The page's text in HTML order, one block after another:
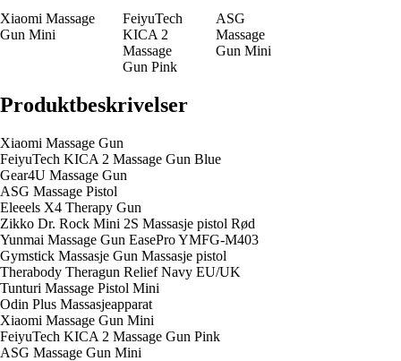
Xiaomi Massage
Gun Mini
FeiyuTech
KICA 2
Massage
Gun Pink
ASG
Massage
Gun Mini
Produktbeskrivelser
Xiaomi Massage Gun
FeiyuTech KICA 2 Massage Gun Blue
Gear4U Massage Gun
ASG Massage Pistol
Eleeels X4 Therapy Gun
Zikko Dr. Rock Mini 2S Massasje pistol Rød
Yunmai Massage Gun EasePro YMFG-M403
Gymstick Massasje Gun Massasje pistol
Therabody Theragun Relief Navy EU/UK
Tunturi Massage Pistol Mini
Odin Plus Massasjeapparat
Xiaomi Massage Gun Mini
FeiyuTech KICA 2 Massage Gun Pink
ASG Massage Gun Mini